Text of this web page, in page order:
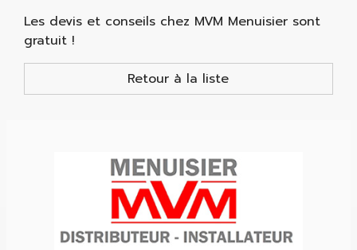
Les devis et conseils chez MVM Menuisier sont
gratuit !
Retour à la liste